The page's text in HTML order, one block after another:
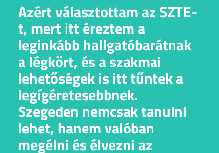
Azért választottam az SZTE-
t, mert itt éreztem a
leginkább hallgatóbarátnak
a légkört, és a szakmai
lehetőségek is itt tűntek a
legígéretesebbnek.
Szegeden nemcsak tanulni
lehet, hanem valóban
megélni és élvezni az